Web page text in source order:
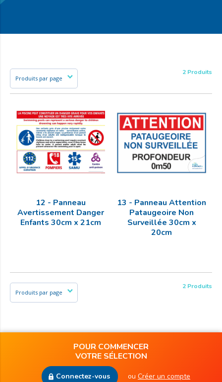
2 Produits
12 - Panneau
Avertissement Danger
Enfants 30cm x 21cm
13 - Panneau Attention
Pataugeoire Non
Surveillée 30cm x
20cm
2 Produits
POUR COMMENCER
VOTRE SÉLECTION
Connectez-vous ou Créer un compte